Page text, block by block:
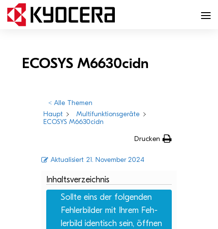
ECOSYS M6630cidn
< Alle Themen
Haupt
Multifunktionsgeräte
ECOSYS M6630cidn
Drucken
Aktualisiert 21. November 2024
Inhaltsverzeichnis
Sollte eins der fol­gen­den
Feh­ler­bil­der mit Ihrem Feh­
ler­bild iden­tisch sein, öff­nen